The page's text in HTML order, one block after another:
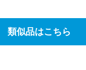
類似品はこちら